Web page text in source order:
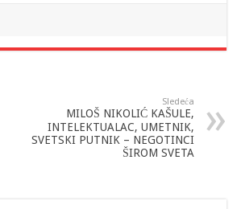
Sledeća
MILOŠ NIKOLIĆ KAŠULE,
INTELEKTUALAC, UMETNIK,
SVETSKI PUTNIK – NEGOTINCI
ŠIROM SVETA